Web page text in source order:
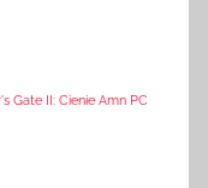
Gate II: Cienie Amn PC